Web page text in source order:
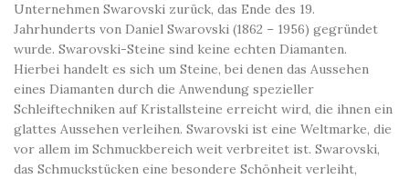
Unternehmen Swarovski zurück, das Ende des 19.
Jahrhunderts von Daniel Swarovski (1862 – 1956) gegründet
wurde. Swarovski-Steine ​​sind keine echten Diamanten.
Hierbei handelt es sich um Steine, bei denen das Aussehen
eines Diamanten durch die Anwendung spezieller
Schleiftechniken auf Kristallsteine ​​erreicht wird, die ihnen ein
glattes Aussehen verleihen. Swarovski ist eine Weltmarke, die
vor allem im Schmuckbereich weit verbreitet ist. Swarovski,
das Schmuckstücken eine besondere Schönheit verleiht,